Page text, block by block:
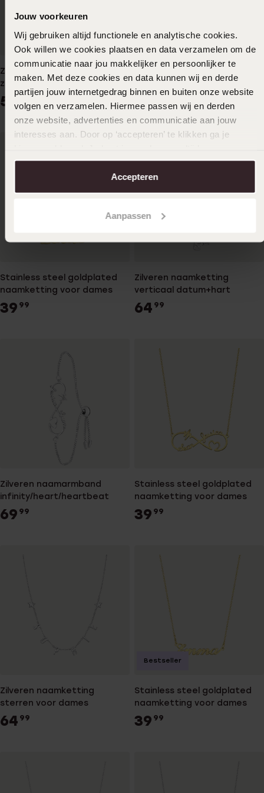
Jouw voorkeuren
Wij gebruiken altijd functionele en analytische cookies.
Ook willen we cookies plaatsen en data verzamelen om de
communicatie naar jou makkelijker en persoonlijker te
maken. Met deze cookies en data kunnen wij en derde
partijen jouw internetgedrag binnen en buiten onze website
volgen en verzamelen. Hiermee passen wij en derden
onze website, advertenties en communicatie aan jouw
interesses aan. Door op ‘accepteren’ te klikken ga je
aanpassen. Lees er meer over in onscookiebeleid.
Accepteren
Aanpassen
Zilveren naamketting hart
zirkonia voor dames
59
Zilveren naamketting
verticaal hart voor dames
59
Stainless steel goldplated
naamketting voor dames
39 99
Zilveren naamketting
verticaal datum+hart
64 99
Zilveren naamarmband
infinity/heart/heartbeat
69 99
Stainless steel goldplated
naamketting voor dames
39 99
Zilveren naamketting
sterren voor dames
64 99
Stainless steel goldplated
naamketting voor dames
39 99
Bestseller